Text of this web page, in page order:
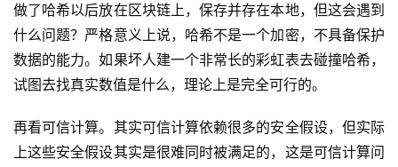
做了哈希以后放在区块链上，保存并存在本地，但这会遇到
什么问题？严格意义上说，哈希不是一个加密，不具备保护
数据的能力。如果坏人建一个非常长的彩虹表去碰撞哈希，
试图去找真实数值是什么，理论上是完全可行的。
再看可信计算。其实可信计算依赖很多的安全假设，但实际
上这些安全假设其实是很难同时被满足的，这是可信计算问